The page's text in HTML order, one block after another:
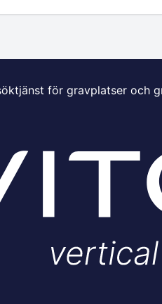
för gravplatser och